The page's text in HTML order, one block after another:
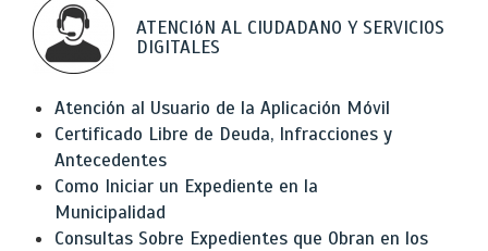
ATENCIóN AL CIUDADANO Y SERVICIOS
DIGITALES
Atención al Usuario de la Aplicación Móvil
Certificado Libre de Deuda, Infracciones y
Antecedentes
Como Iniciar un Expediente en la
Municipalidad
Consultas Sobre Expedientes que Obran en los